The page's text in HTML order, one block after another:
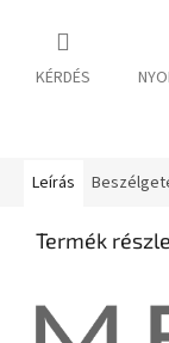
KÉRDÉS
Leírás
Termék